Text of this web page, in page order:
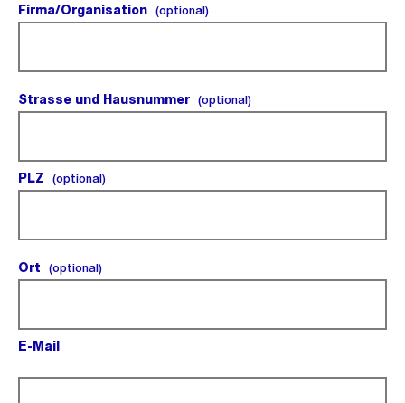
Firma/Organisation (optional)(optional).
Strasse und Hausnummer (optional)(optional).
PLZ (optional)(optional).
Ort (optional)(optional).
E-Mail